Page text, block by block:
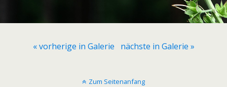
« vorherige in Galerie nächste in Galerie »
Zum Seitenanfang